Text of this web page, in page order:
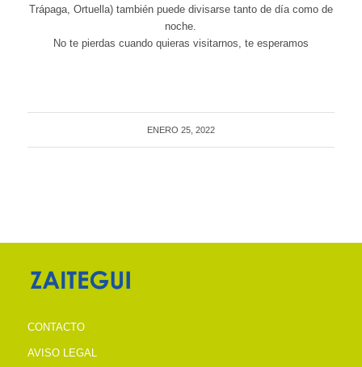
Trápaga, Ortuella) también puede divisarse tanto de día como de
noche.
No te pierdas cuando quieras visitarnos, te esperamos
ENERO 25, 2022
CONTACTO
AVISO LEGAL